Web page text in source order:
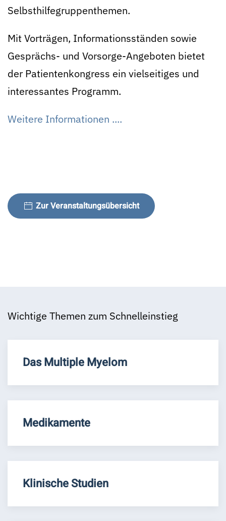
Selbsthilfegruppenthemen.
Mit Vorträgen, Informationsständen sowie
Gesprächs- und Vorsorge-Angeboten bietet
der Patientenkongress ein vielseitiges und
interessantes Programm.
Weitere Informationen ....
Zur Veranstaltungsübersicht
Wichtige Themen zum Schnelleinstieg
Das Multiple Myelom
Medikamente
Klinische Studien